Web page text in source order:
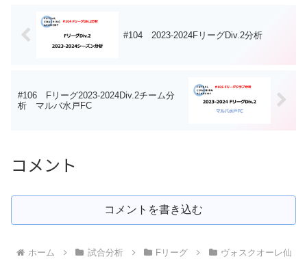
#104 2023-2024FリーグDiv.2分析
#106 Fリーグ2023-2024Div.2チーム分
析 マルバ水戸FC
コメント
コメントを書き込む
ホーム 試合分析 Fリーグ
ヴォスクオーレ仙